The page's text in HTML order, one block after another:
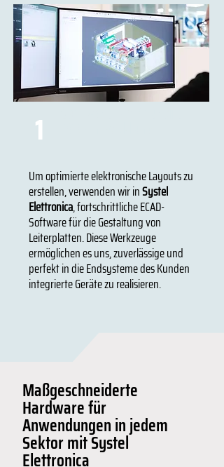
1
Um optimierte elektronische Layouts zu
erstellen, verwenden wir inSystel
Elettronica, fortschrittliche ECAD-
Software für die Gestaltung von
Leiterplatten. Diese Werkzeuge
ermöglichen es uns, zuverlässige und
perfekt in die Endsysteme des Kunden
integrierte Geräte zu realisieren.
Maßgeschneiderte
Hardware für
Anwendungen in jedem
Sektor mit Systel
Elettronica